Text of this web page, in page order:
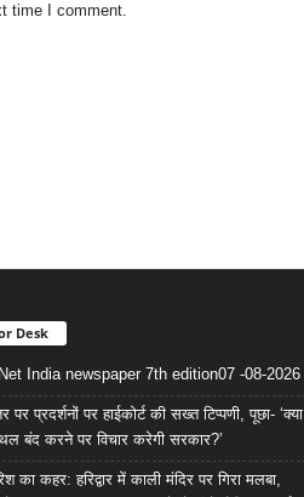
time I comment.
Desk
India newspaper 7th edition07 -08-2026
पर प्रदर्शनों पर हाईकोर्ट की सख्त टिप्पणी, पूछा- ‘क्या
बंद करने पर विचार करेगी सरकार?’
का कहर: हरिद्वार में काली मंदिर पर गिरा मलबा,